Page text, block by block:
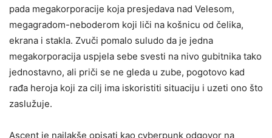
pada megakorporacije koja presjedava nad Velesom,
megagradom-neboderom koji liči na košnicu od čelika,
ekrana i stakla. Zvuči pomalo suludo da je jedna
megakorporacija uspjela sebe svesti na nivo gubitnika tako
jednostavno, ali priči se ne gleda u zube, pogotovo kad
rađa heroja koji za cilj ima iskoristiti situaciju i uzeti ono što
zaslužuje.
Ascent je najlakše opisati kao cyberpunk odgovor na